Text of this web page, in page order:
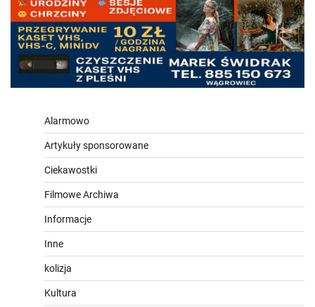
Alarmowo
Artykuły sponsorowane
Ciekawostki
Filmowe Archiwa
Informacje
Inne
kolizja
Kultura